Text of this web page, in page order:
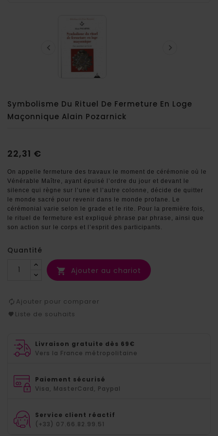
 
Symbolisme Du Rituel De Fermeture En Loge
Maçonnique Alain Pozarnick
22,31 €
On appelle fermeture des travaux le moment de cérémonie où le
Vénérable Maître, ayant épuisé l’ordre du jour et devant le
silence qui règne sur l’une et l’autre colonne, décide de quitter
le monde sacré pour revenir dans le monde profane. Le
cérémonial varie selon le grade et le rite. Pour la première fois,
le rituel de fermeture est expliqué phrase par phrase, ainsi que
son action sur le corps et l’esprit des participants.
Quantité
 Ajouter au chariot
Ajouter pour comparer
Liste de souhaits
Livraison gratuite dès 69€
Vers la France métropolitaine
Paiement sécurisé
Visa, MasterCard, Paypal
Service client réactif
(+33) 07.66.82.99.51